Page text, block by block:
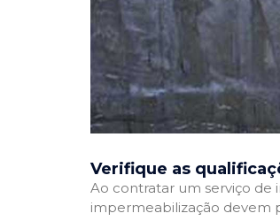
Verifique as
Ao contratar um serviço de
impermeabilização devem